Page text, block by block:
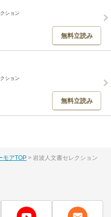
ション
無料立読み
ション
無料立読み
モアTOP 岩波人文書セレクション